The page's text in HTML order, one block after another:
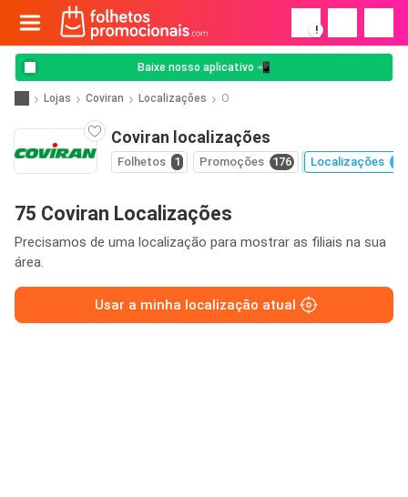
!
Baixe nosso aplicativo 📲
Lojas Coviran Localizações O
Coviran localizações
Folhetos 1 Promoções 176 Localizações
75 Coviran Localizações
Precisamos de uma localização para mostrar as filiais na sua
área.
Usar a minha localização atual